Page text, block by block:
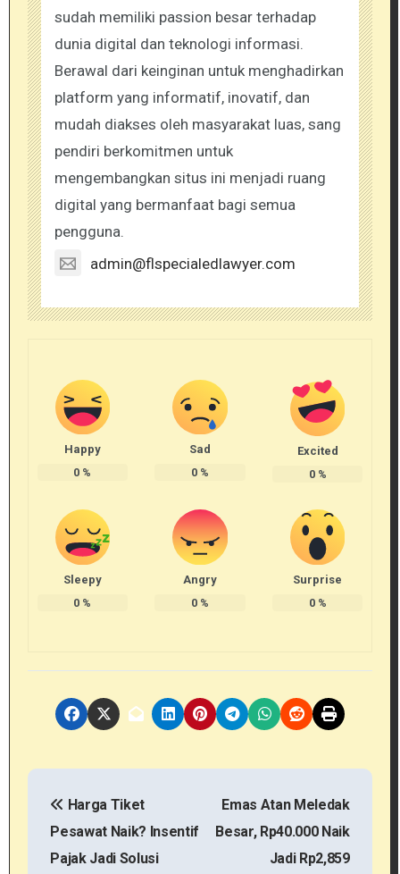
sudah memiliki passion besar terhadap
dunia digital dan teknologi informasi.
Berawal dari keinginan untuk menghadirkan
platform yang informatif, inovatif, dan
mudah diakses oleh masyarakat luas, sang
pendiri berkomitmen untuk
mengembangkan situs ini menjadi ruang
digital yang bermanfaat bagi semua
pengguna.
admin@flspecialedlawyer.com
Happy
0 %
Sad
0%
Excited
0%
Sleepy
0 %
Angry
0%
Surprise
0%
N
Harga Tiket
Pesawat Naik? Insentif
Pajak Jadi Solusi
Emas Atan Meledak
Besar, Rp40.000 Naik
Jadi Rp2,859